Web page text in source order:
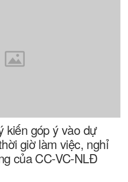
kiến góp ý vào dự
giờ làm việc, nghỉ
của CC-VC-NLĐ